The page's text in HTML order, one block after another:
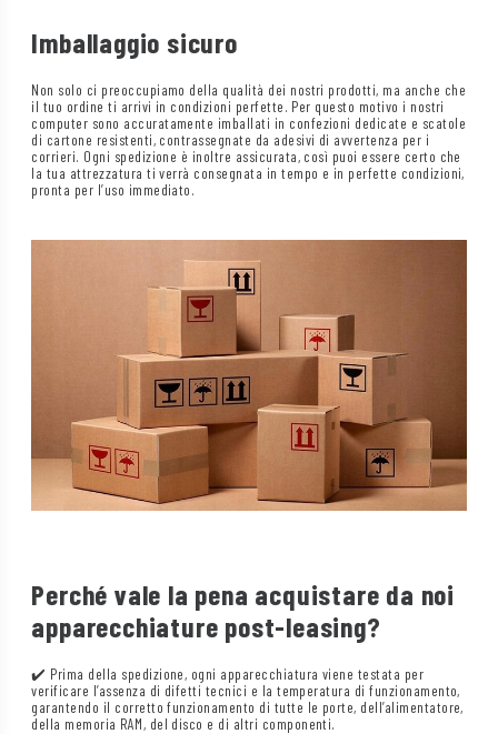
Imballaggio sicuro
Non solo ci preoccupiamo della qualità dei nostri prodotti, ma anche che
il tuo ordine ti arrivi in condizioni perfette. Per questo motivo i nostri
computer sono accuratamente imballati in confezioni dedicate e scatole
di cartone resistenti, contrassegnate da adesivi di avvertenza per i
corrieri. Ogni spedizione è inoltre assicurata, così puoi essere certo che
la tua attrezzatura ti verrà consegnata in tempo e in perfette condizioni,
pronta per l’uso immediato.
Perché vale la pena acquistare da noi
apparecchiature post-leasing?
✔️ Prima della spedizione, ogni apparecchiatura viene testata per
verificare l’assenza di difetti tecnici e la temperatura di funzionamento,
garantendo il corretto funzionamento di tutte le porte, dell’alimentatore,
della memoria RAM, del disco e di altri componenti.